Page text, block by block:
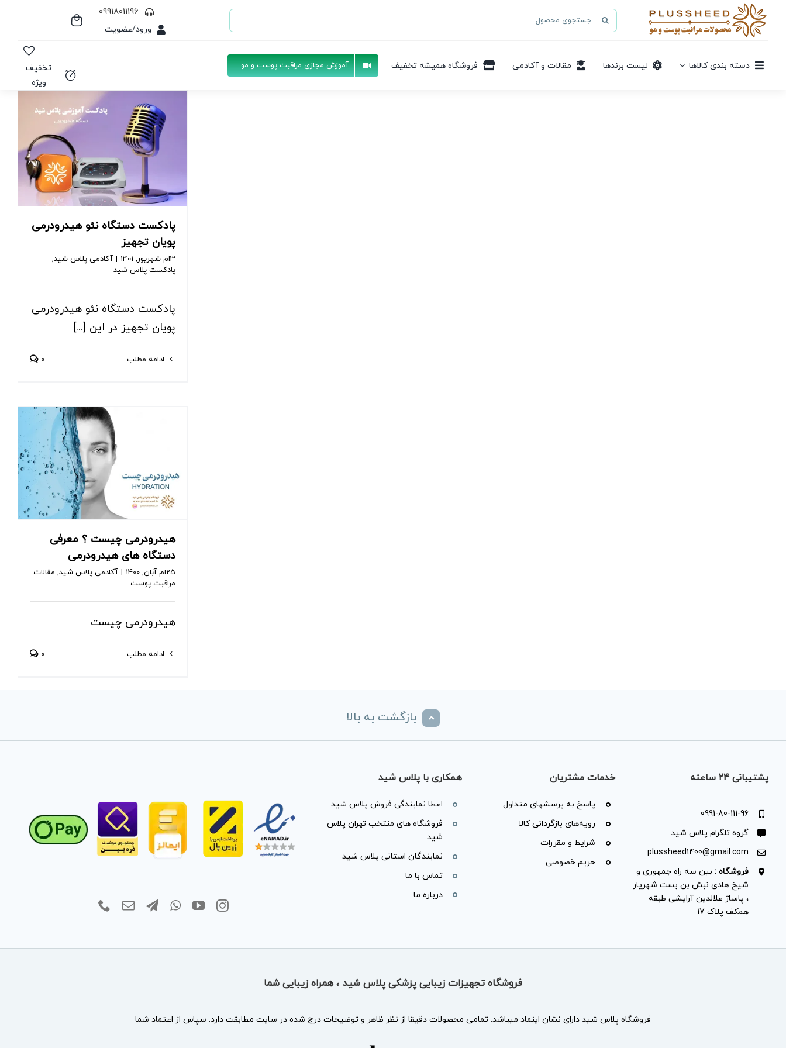
جستجو
برای:
09918011196
ورود/عضویت
دسته بندی کالاها لیست برندها مقالات و آکادمی فروشگاه همیشه تخفیف آموزش مجازی مراقبت پوست و مو
تخفیف
ویژه
پادکست دستگاه نئو هیدرودرمی
پویان تجهیز
3ام شهریور, 1401 | آکادمی پلاس شید,
پادکست پلاس شید
پادکست دستگاه نئو هیدرودرمی
پویان تجهیز در این [...]
ادامه مطلب 0
هیدرودرمی چیست ؟ معرفی
دستگاه های هیدرودرمی
25ام آبان, 1400 آکادمی پلاس شید, مقالات
مراقبت پوست
هیدرودرمی چیست
ادامه مطلب 0
بازگشت به بالا
پشتیبانی 24 ساعته
0991-80-111-96
گروه تلگرام پلاس شید
plussheed1400@gmail.com
فروشگاه :بین سه راه جمهوری و
شیخ هادی نبش بن بست شهریار
، پاساژ علالدین آرایشی طبقه
همکف پلاک 17
خدمات مشتریان
پاسخ به پرسشهای متداول
رویه‌های بازگردانی کالا
شرایط و مقررات
حریم خصوصی
همکاری با پلاس شید
اعطا نمایندگی فروش پلاس شید
فروشگاه های منتخب تهران پلاس
شید
نمایندگان استانی پلاس شید
تماس با ما
درباره ما
فروشگاه تجهیزات زیبایی پزشکی پلاس شید ، همراه زیبایی شما
فروشگاه پلاس شید دارای نشان اینماد میباشد. تمامی محصولات دقیقا از نظر ظاهر و توضیحات درج شده در سایت مطابقت دارد. سپاس از اعتماد شما